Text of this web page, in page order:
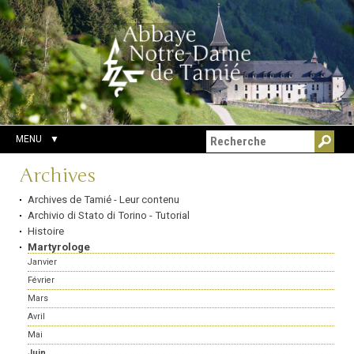
Aller
au
contenu.
|
Aller
à
la
navigation
Outils
personnels
Chercher par
Recherche
avancée…
MENU
Navigation
Archives
Archives de Tamié - Leur contenu
Archivio di Stato di Torino - Tutorial
Histoire
Martyrologe
Janvier
Février
Mars
Avril
Mai